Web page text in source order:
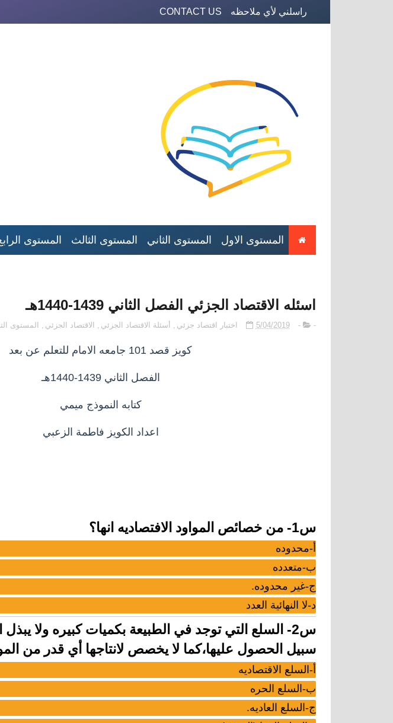
CONTACT US راسلني لأي ملاحظه
المستوى الاول المستوى الثاني المستوى الثالث المستوى
اسئله الاقتصاد الجزئي الفصل الثاني 1439-1440هـ
-
5/04/2019 - اختبار اقتصاد جزئي , أسئلة الاقتصاد الجزئي , الاقتصاد الجزئي , المستوى
كويز قصد 101 جامعه الامام للتعلم عن بعد
الفصل الثاني 1439-1440هـ
كتابه النموذج ميمي
اعداد الكويز فاطمة الزعبي
س1- من خصائص المواود الافتصاديه انها؟
أ-محدوده
ب-متعدده
ج-غير محدوده.
د-لا النهائية العدد
س2- السلع التي توجد في الطبيعة بكميات كبيره ولا
سبيل الحصول عليها،كما لا يخصص لانتاجها أي قدر من
أ-السلع الاقتصاديه
ب-السلع الحره
ج-السلع العاديه.